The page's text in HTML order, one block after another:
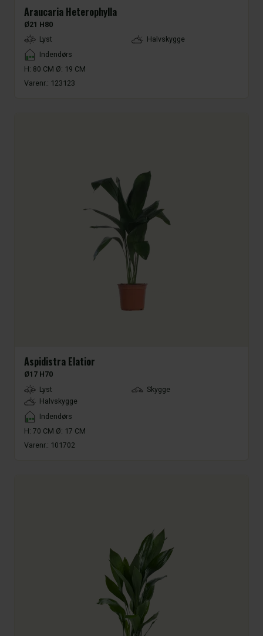
Araucaria Heterophylla
Ø21 H80
LightType
Lyst
Halvskygge
Placement
Indendørs
H: 80 CM Ø: 19 CM
Varenr.: 123123
Aspidistra Elatior
Ø17 H70
LightType
Lyst
Skygge
Halvskygge
Placement
Indendørs
H: 70 CM Ø: 17 CM
Varenr.: 101702